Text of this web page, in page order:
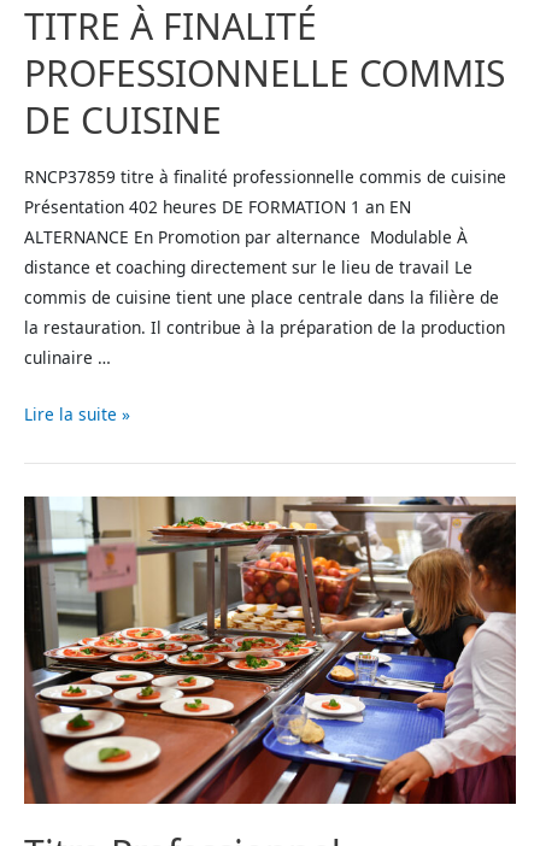
TITRE À FINALITÉ
PROFESSIONNELLE COMMIS
DE CUISINE
RNCP37859 titre à finalité professionnelle commis de cuisine
Présentation 402 heures DE FORMATION 1 an EN
ALTERNANCE En Promotion par alternance Modulable​ À
distance et coaching directement sur le lieu de travail Le
commis de cuisine tient une place centrale dans la filière de
la restauration. Il contribue à la préparation de la production
culinaire …
Lire la suite »